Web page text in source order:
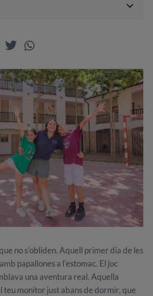
no s'obliden. Aquell primer dia de les
papallones a l'estomac. El joc
una aventura real. Aquella
teu monitor just abans de dormir, que